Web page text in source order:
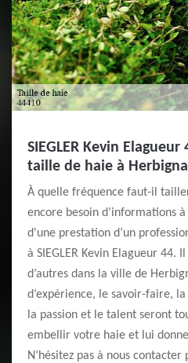
SIEGLER Kevin
taille de haie à
À quelle fréquence faut-il
encore besoin d’informations
d'une prestation d’un
à SIEGLER Kevin Elagueur
d’autres dans la ville de
d’expérience, le savoir-faire,
la passion et le talent seront
embellir votre haie et lui
N’hésitez pas à nous